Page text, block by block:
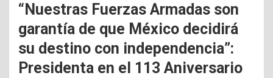
“Nuestras Fuerzas Armadas son
garantía de que México decidirá
su destino con independencia”:
Presidenta en el 113 Aniversario